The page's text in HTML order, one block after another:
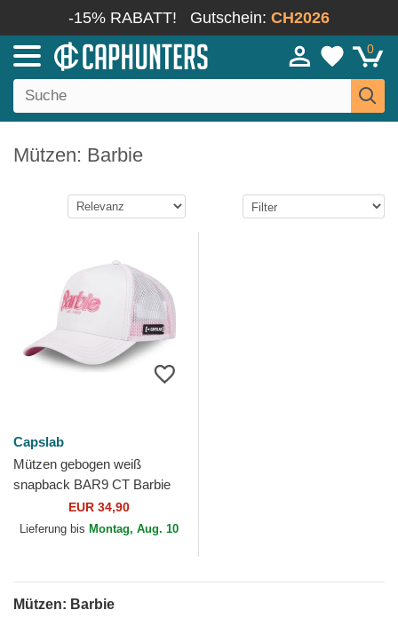
-15% RABATT! Gutschein: CH2026
0
Mützen: Barbie
Capslab
Mützen gebogen weiß
snapback BAR9 CT Barbie
von CapslabEUR 34,90
Lieferung bis Montag, Aug. 10
Mützen: Barbie